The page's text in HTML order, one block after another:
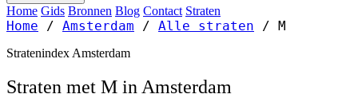
Home Gids Bronnen Blog Contact Straten
Home / Amsterdam / Alle straten / M
Stratenindex Amsterdam
Straten met M in Amsterdam